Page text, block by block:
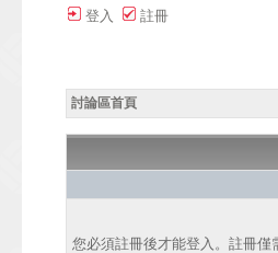
登入 註冊
討論區首頁
您必須註冊後才能登入。註冊